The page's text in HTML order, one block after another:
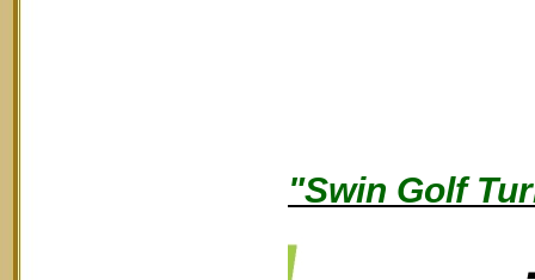
"Swin Golf